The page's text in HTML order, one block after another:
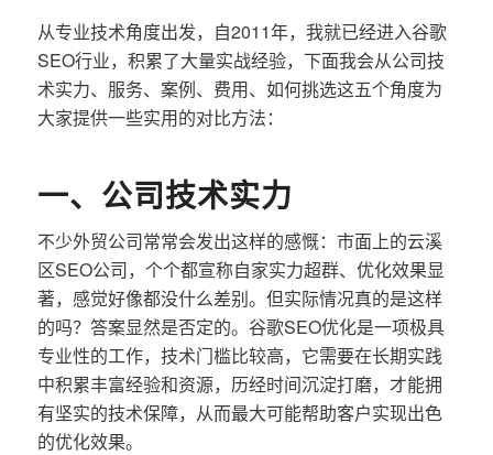
从专业技术角度出发，自2011年，我就已经进入谷歌
SEO行业，积累了大量实战经验，下面我会从公司技
术实力、服务、案例、费用、如何挑选这五个角度为
大家提供一些实用的对比方法：
一、公司技术实力
不少外贸公司常常会发出这样的感慨：市面上的云溪
区SEO公司，个个都宣称自家实力超群、优化效果显
著，感觉好像都没什么差别。但实际情况真的是这样
的吗？答案显然是否定的。谷歌SEO优化是一项极具
专业性的工作，技术门槛比较高，它需要在长期实践
中积累丰富经验和资源，历经时间沉淀打磨，才能拥
有坚实的技术保障，从而最大可能帮助客户实现出色
的优化效果。